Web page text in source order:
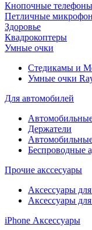
Кнопочные телефоны
Петличные
Здоровье
Квадрокоптеры
Умные очки
Стедикамы и
Умные очки
Для автомобилей
Держатели
Беспроводные
Прочие акссесуары
Аксессуары
Аксессуары
iPhone Аксессуары